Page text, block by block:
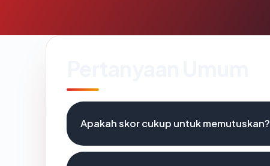
Apakah skor cukup untuk memutuskan?